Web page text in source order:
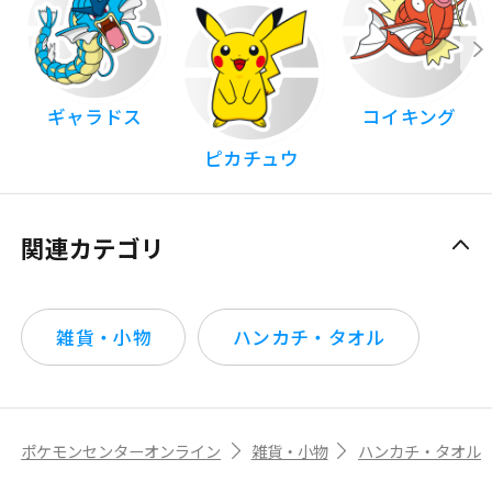
ギャラドス
ピカチュウ
コイキング
関連カテゴリ
雑貨・小物 ハンカチ・タオル
ポケモンセンターオンライン 雑貨・小物 ハンカチ・タオル